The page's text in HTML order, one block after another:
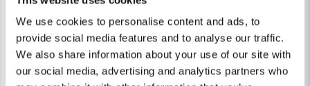
We use cookies to personalise content and ads, to
provide social media features and to analyse our traffic.
We also share information about your use of our site with
our social media, advertising and analytics partners who
WEBER